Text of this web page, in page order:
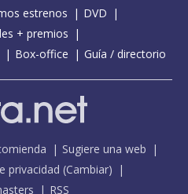
estrenos
DVD
+ premios
Box-office Guía / directorio
Sugiere una web
privacidad (Cambiar)
RSS